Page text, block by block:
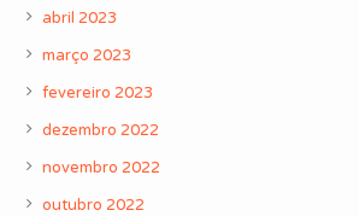
abril 2023
março 2023
fevereiro 2023
dezembro 2022
novembro 2022
outubro 2022